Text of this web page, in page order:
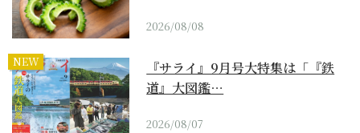
2026/08/08
NEW
『サライ』9月号大特集は「『鉄
道』大図鑑…
2026/08/07